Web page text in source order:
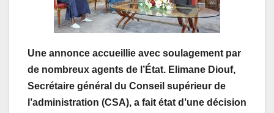
Une annonce accueillie avec soulagement par
de nombreux agents de l’État. Elimane Diouf,
Secrétaire général du Conseil supérieur de
l’administration (CSA), a fait état d’une décision